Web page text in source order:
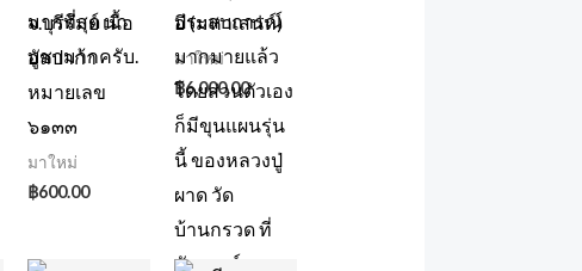
จ.บุรีรัมย์ เนื้อ
อัลปาก้า
หมายเลข
๖๑๓๓
มาใหม่
฿600.00
อี (มหาเสน่ห์)
มาใหม่
฿6,000.00